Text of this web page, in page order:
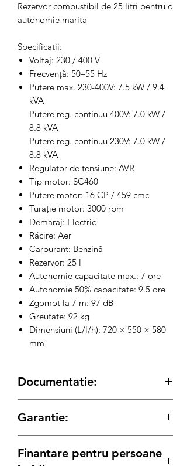
Rezervor combustibil de 25 litri pentru o
autonomie marita
Specificatii:
Voltaj: 230 / 400 V
Frecvență: 50–55 Hz
Putere max. 230-400V: 7.5 kW / 9.4
kVA
Putere reg. continuu 400V: 7.0 kW /
8.8 kVA
Putere reg. continuu 230V: 7.0 kW /
8.8 kVA
Regulator de tensiune: AVR
Tip motor: SC460
Putere motor: 16 CP / 459 cmc
Turație motor: 3000 rpm
Demaraj: Electric
Răcire: Aer
Carburant: Benzină
Rezervor: 25 l
Autonomie capacitate max.: 7 ore
Autonomie 50% capacitate: 9.5 ore
Zgomot la 7 m: 97 dB
Greutate: 92 kg
Dimensiuni (L/l/h): 720 × 550 × 580
mm
Documentatie:
Garantie:
1 an pentru Persoane Juridice
Finantare pentru persoane